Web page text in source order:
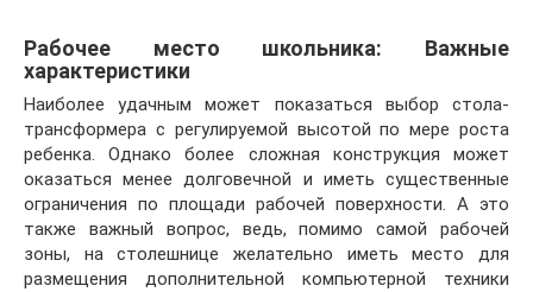
Рабочее место школьника: Важные
характеристики
Наиболее удачным может показаться выбор стола-
трансформера с регулируемой высотой по мере роста
ребенка. Однако более сложная конструкция может
оказаться менее долговечной и иметь существенные
ограничения по площади рабочей поверхности. А это
также важный вопрос, ведь, помимо самой рабочей
зоны, на столешнице желательно иметь место для
размещения дополнительной компьютерной техники